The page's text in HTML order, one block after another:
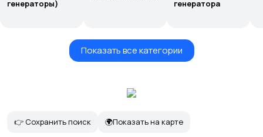
генераторы)
генератора
Показать все категории
👉 Сохранить поиск 🌍Показать на карте